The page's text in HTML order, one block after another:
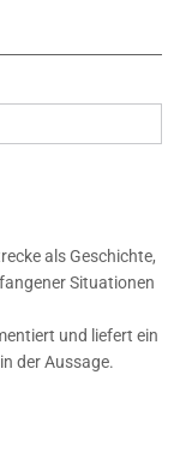
als Geschichte,
Situationen
und liefert ein
der Aussage.